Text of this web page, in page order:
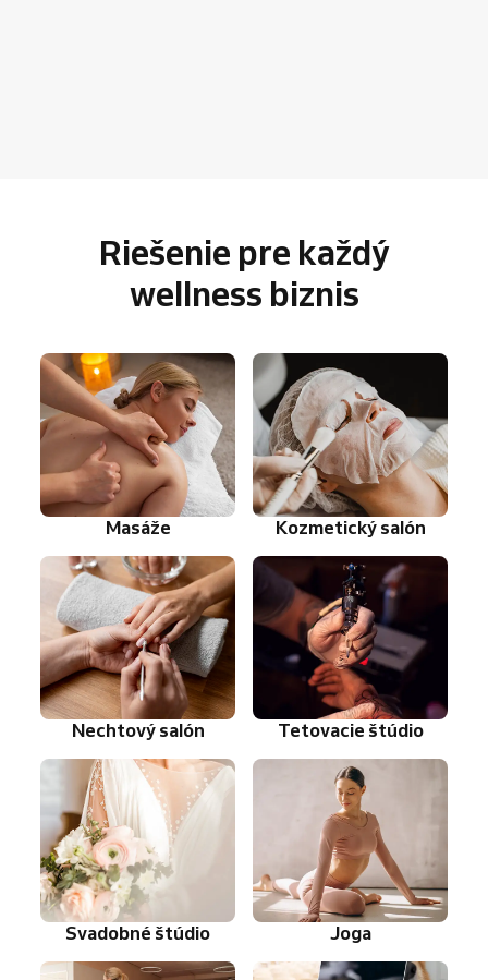
Riešenie pre každý
wellness biznis
Masáže Kozmetický salón
Nechtový salón Tetovacie štúdio
Svadobné štúdio Joga